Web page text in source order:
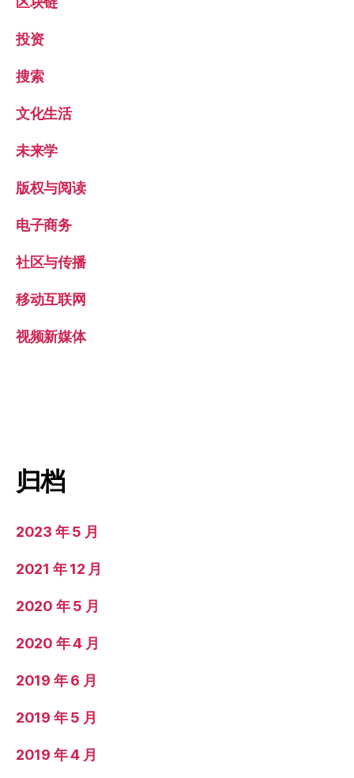
投资
搜索
文化生活
未来学
版权与阅读
电子商务
社区与传播
移动互联网
视频新媒体
归档
2023 年 5 月
2021 年 12 月
2020 年 5 月
2020 年 4 月
2019 年 6 月
2019 年 5 月
2019 年 4 月